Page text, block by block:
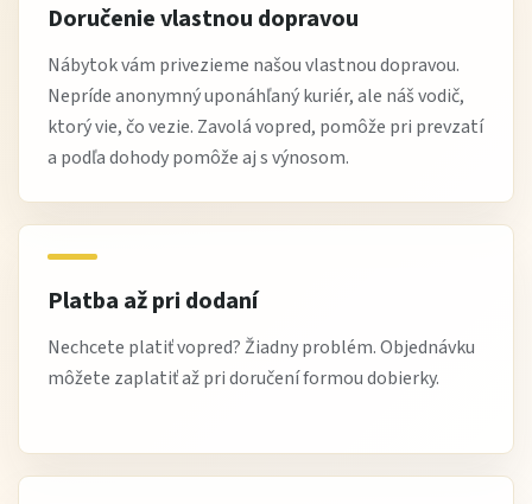
Najčastejšie otázky
Je kreslo vhodné aj na dlhé sedenie?
Áno, ergonomický tvar sedáku a operadla poskytuje
pohodlie aj pri dlhšom relaxe.
Je materiál poťahu odolný voči opotrebeniu?
Áno, kvalitná látka je odolná a ľahko udržiavateľná.
Hodí sa kreslo do moderného interiéru?
Áno, nadčasový dizajn sa hodí do rôznych štýlov obývacej
izby či pracovne.
Je kreslo stabilné?
Áno, pevný rám zabezpečuje stabilitu a bezpečné
Doručenie vlastnou dopravou
Nábytok vám privezieme našou vlastnou dopravou.
Nepríde anonymný uponáhľaný kuriér, ale náš vodič,
ktorý vie, čo vezie. Zavolá vopred, pomôže pri prevzatí
a podľa dohody pomôže aj s výnosom.
Platba až pri dodaní
Nechcete platiť vopred? Žiadny problém. Objednávku
môžete zaplatiť až pri doručení formou dobierky.